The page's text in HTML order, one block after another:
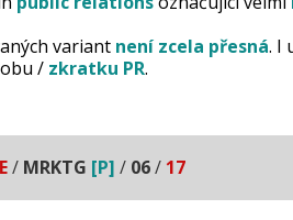
variant není zcela přesná. I
/ zkratku PR.
/ MRKTG [P] / 06/ 17